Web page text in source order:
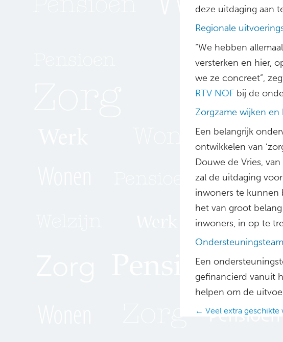
deze uitdaging aan
Regionale
“We hebben
versterken en hier,
we ze concreet”,
RTV NOF bij de
Zorgzame wijken
Een belangrijk
ontwikkelen van
Douwe de Vries,
zal de uitdaging
inwoners te kunnen
het van groot
inwoners, in op te
Ondersteuningsteam
Een
gefinancierd vanuit
helpen om de
Posts
← Veel extra geschikte